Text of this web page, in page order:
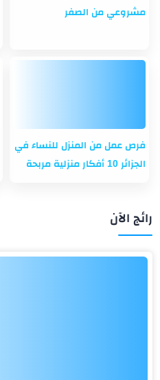
مشروعي من الصفر
فرص عمل من المنزل للنساء في
الجزائر 10 أفكار منزلية مربحة
رائج الآن